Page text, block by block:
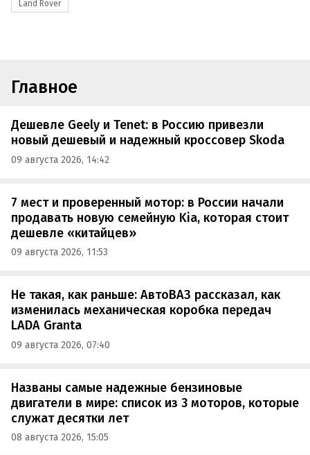
Land Rover
Главное
Дешевле Geely и Tenet: в Россию привезли
новый дешевый и надежный кроссовер Skoda
09 августа 2026, 14:42
7 мест и проверенный мотор: в России начали
продавать новую семейную Kia, которая стоит
дешевле «китайцев»
09 августа 2026, 11:53
Не такая, как раньше: АвтоВАЗ рассказал, как
изменилась механическая коробка передач
LADA Granta
09 августа 2026, 07:40
Названы самые надежные бензиновые
двигатели в мире: список из 3 моторов, которые
служат десятки лет
08 августа 2026, 15:05